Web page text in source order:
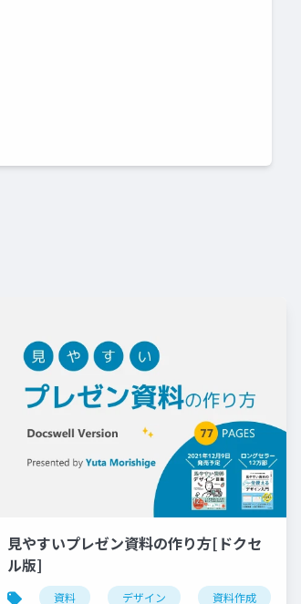
見やすいプレゼン資料の作り方[ドクセ
ル版]
資料 デザイン 資料作成